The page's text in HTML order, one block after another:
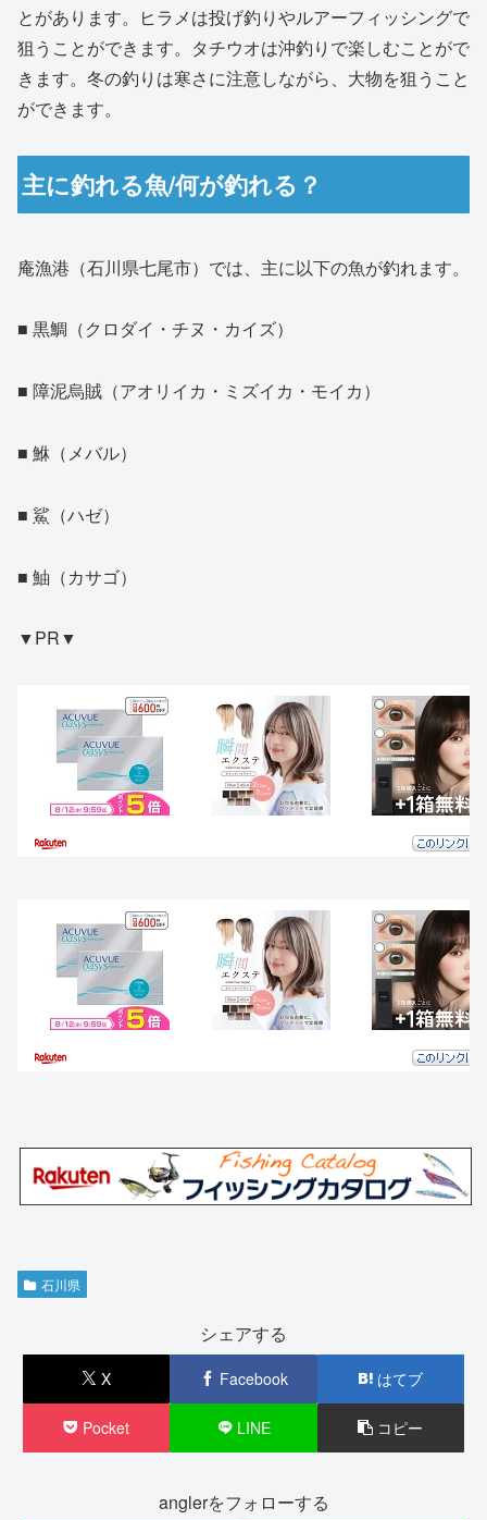
とがあります。ヒラメは投げ釣りやルアーフィッシングで
狙うことができます。タチウオは沖釣りで楽しむことがで
きます。冬の釣りは寒さに注意しながら、大物を狙うこと
ができます。
主に釣れる魚/何が釣れる？
庵漁港（石川県七尾市）では、主に以下の魚が釣れます。
■ 黒鯛（クロダイ・チヌ・カイズ）
■ 障泥烏賊（アオリイカ・ミズイカ・モイカ）
■ 鮴（メバル）
■ 鯊（ハゼ）
■ 鮋（カサゴ）
▼PR▼
石川県
シェアする
X Facebook はてブ
Pocket LINE コピー
anglerをフォローする